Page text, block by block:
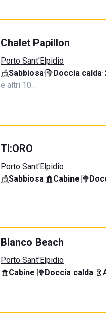
Chalet Papillon
Porto Sant'Elpidio
Sabbiosa· Doccia calda·
e altri 10…
TI:ORO
Porto Sant'Elpidio
Sabbiosa· Cabine·
Blanco Beach
Porto Sant'Elpidio
Cabine· Doccia calda·